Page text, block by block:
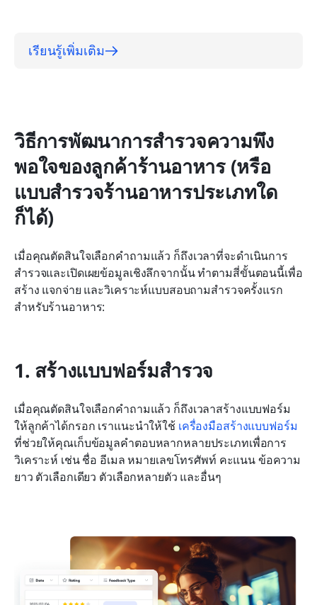
เรียนรู้เพิ่มเติม
วิธีการพัฒนาการสำรวจความพึง
พอใจของลูกค้าร้านอาหาร (หรือ
แบบสำรวจร้านอาหารประเภทใด
ก็ได้)
เมื่อคุณตัดสินใจเลือกคำถามแล้ว ก็ถึงเวลาที่จะดำเนินการ
สำรวจและเปิดเผยข้อมูลเชิงลึกจากนั้น ทำตามสี่ขั้นตอนนี้เพื่อ
สร้าง แจกจ่าย และวิเคราะห์แบบสอบถามสำรวจครั้งแรก
สำหรับร้านอาหาร:
1. สร้างแบบฟอร์มสำรวจ
เมื่อคุณตัดสินใจเลือกคำถามแล้ว ก็ถึงเวลาสร้างแบบฟอร์ม
ให้ลูกค้าได้กรอก เราแนะนำให้ใช้ เครื่องมือสร้างแบบฟอร์ม
ที่ช่วยให้คุณเก็บข้อมูลคำตอบหลากหลายประเภทเพื่อการ
วิเคราะห์ เช่น ชื่อ อีเมล หมายเลขโทรศัพท์ คะแนน ข้อความ
ยาว ตัวเลือกเดียว ตัวเลือกหลายตัว และอื่นๆ